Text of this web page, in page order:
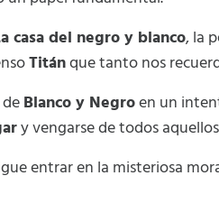
casa del negro y blanco, la
Titánque tanto nos
Blanco y Negroen un
y vengarse de todos
entrar en la misteriosa